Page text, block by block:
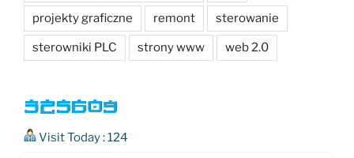
projekty graficzne remont sterowanie
sterowniki PLC strony www web 2.0
Visit Today : 124